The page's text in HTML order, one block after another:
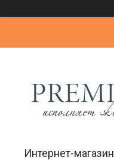
Интернет-магазин